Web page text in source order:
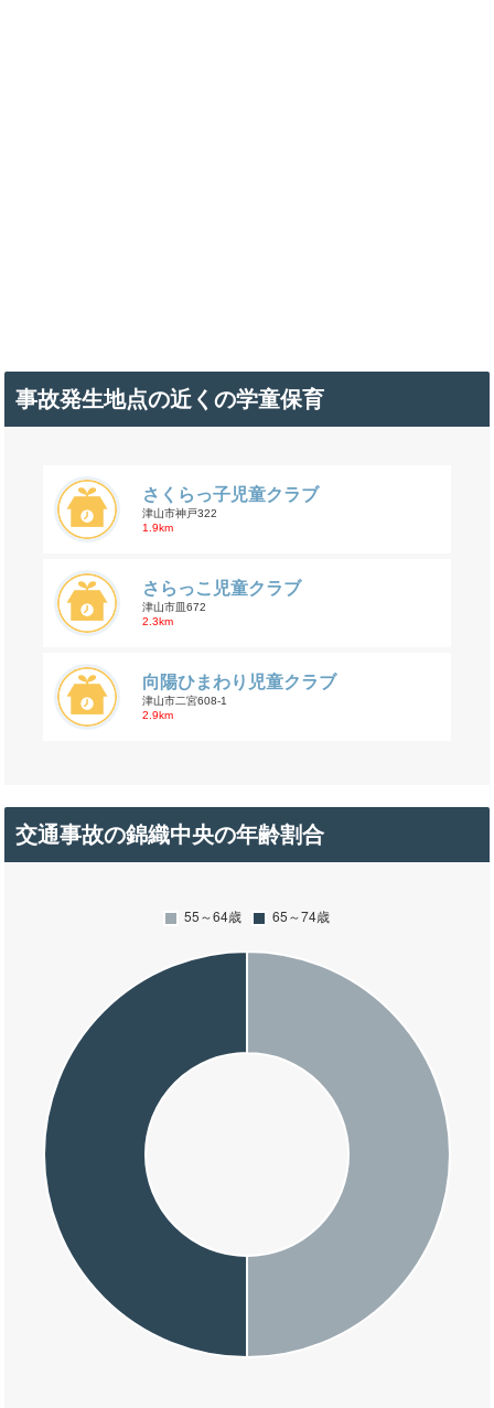
事故発生地点の近くの学童保育
さくらっ子児童クラブ
津山市神戸322
1.9km
さらっこ児童クラブ
津山市皿672
2.3km
向陽ひまわり児童クラブ
津山市二宮608-1
2.9km
交通事故の錦織中央の年齢割合